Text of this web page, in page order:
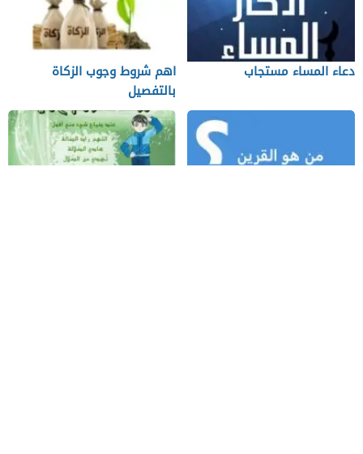
دعاء المساء مستجاب
اهم شروط وجوب الزكاة
بالتفصيل